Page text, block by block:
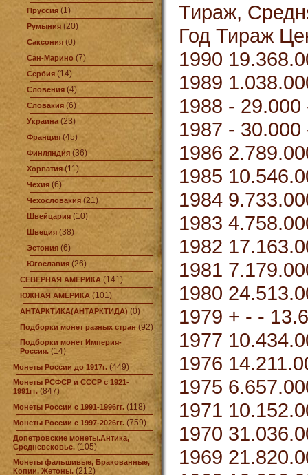
Пруссия (1)
Румыния (20)
Саксония (0)
Сан-Марино (7)
Сербия (14)
Словения (4)
Словакия (6)
Украина(23)
Франция (45)
Финляндия (36)
Хорватия(11)
Чехия (6)
Чехословакия (21)
Швейцария (10)
Швеция (38)
Эстония (6)
Югославия (26)
СЕВЕРНАЯ АМЕРИКА (141)
ЮЖНАЯ АМЕРИКА (101)
АНТАРКТИКА(АНТАРКТИДА) (0)
Подборки монет разных стран (92)
Подборки монет Империя-
Россия. (14)
Монеты России до 1917г. (449)
Монеты РСФСР и СССР с 1921-
1991гг. (847)
Монеты России с 1991-1996гг. (118)
Монеты России с 1997-2026гг. (759)
Допетровские монеты.Антика,
Средневековье. (105)
Монеты фальшивые, Бракованные,
Копии, Жетоны. (212)
Тираж,
Год Тираж
1990
1989
1988 -
1987 -
1986
1985
1984
1983
1982
1981
1980
1979 + - -
1977
1976
1975
1971
1970
1969